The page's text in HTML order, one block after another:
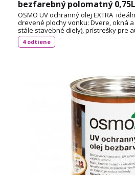
bezfarebný polomatný 0,75L
OSMO UV ochranný olej EXTRA
drevené plochy vonku: Dvere, okná
stále stavebné diely), prístrešky pre
balkóny, ploty, pergoly a záhradné
nestále stavebné diely ). Spotreba:
4 odtiene